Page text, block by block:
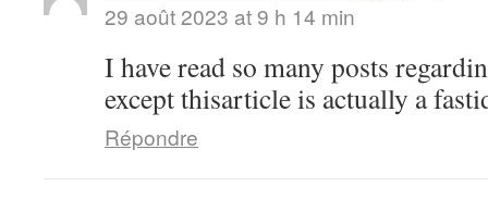
29 août 2023 at 9 h 14 min
I have read so many posts
except thisarticle is actually a
Répondre